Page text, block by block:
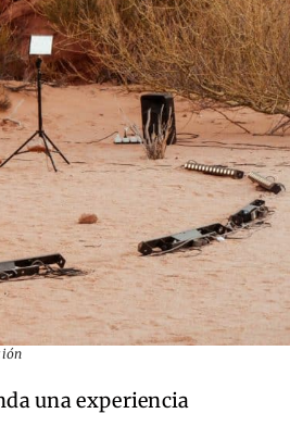
una experiencia